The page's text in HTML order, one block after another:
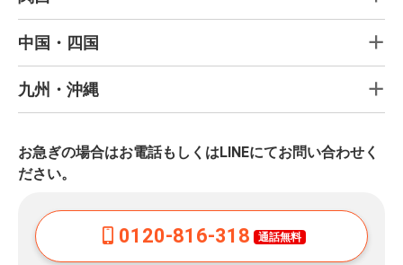
中国・四国
九州・沖縄
お急ぎの場合はお電話もしくはLINEにてお問い合わせく
ださい。
0120-816-318 通話無料